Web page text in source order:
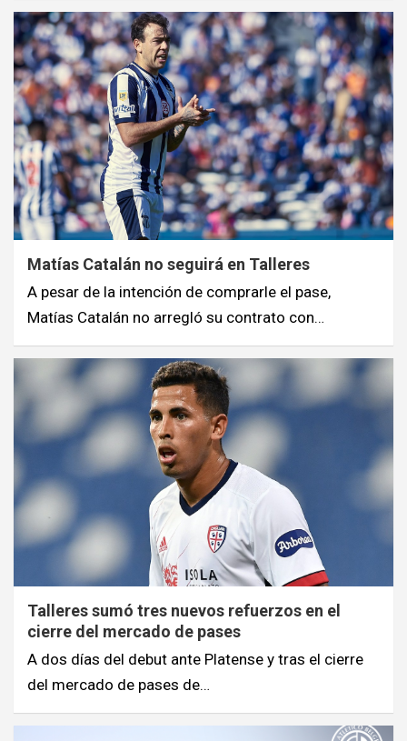
Matías Catalán no seguirá en Talleres
A pesar de la intención de comprarle el pase,
Matías Catalán no arregló su contrato con…
Talleres sumó tres nuevos refuerzos en el
cierre del mercado de pases
A dos días del debut ante Platense y tras el cierre
del mercado de pases de…